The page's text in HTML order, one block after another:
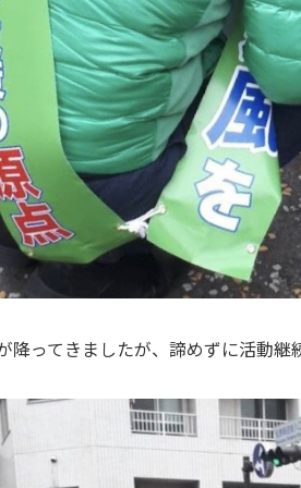
降ってきましたが、諦めずに活動継